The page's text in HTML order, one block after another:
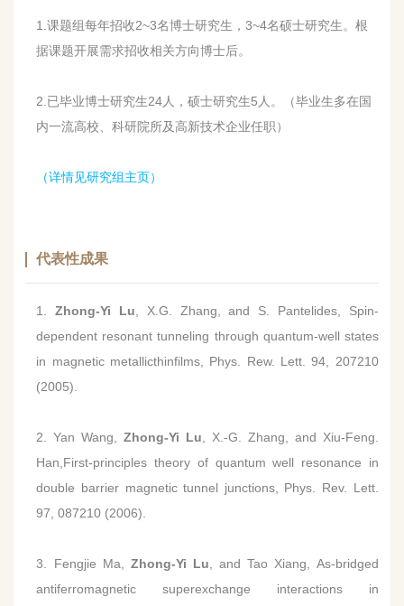
1.课题组每年招收2~3名博士研究生，3~4名硕士研究生。根
据课题开展需求招收相关方向博士后。
2.已毕业博士研究生24人，硕士研究生5人。（毕业生多在国
内一流高校、科研院所及高新技术企业任职）
（详情见研究组主页）
代表性成果
1.Zhong-Yi Lu, X.G. Zhang, and S. Pantelides, Spin-
dependent resonant tunneling through quantum-well states
in magnetic metallicthinfilms, Phys. Rew. Lett. 94, 207210
(2005).
2. Yan Wang,Zhong-Yi Lu, X.-G. Zhang, and Xiu-Feng.
Han,First-principles theory of quantum well resonance in
double barrier magnetic tunnel junctions, Phys. Rev. Lett.
97, 087210 (2006).
3. Fengjie Ma, Zhong-Yi Lu, and Tao Xiang, As-bridged
antiferromagnetic superexchange interactions in